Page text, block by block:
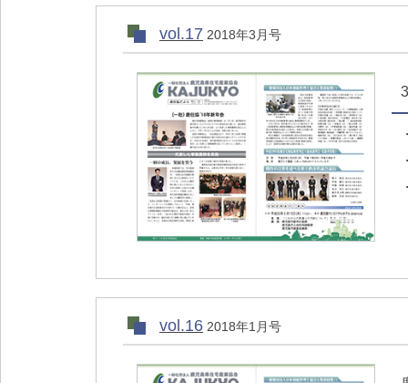
vol.17 2018年3月号
vol.16 2018年1月号